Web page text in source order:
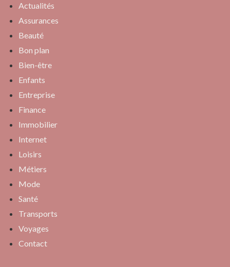
Actualités
Assurances
Beauté
Bon plan
Bien-être
Enfants
Entreprise
Finance
Immobilier
Internet
Loisirs
Métiers
Mode
Santé
Transports
Voyages
Contact